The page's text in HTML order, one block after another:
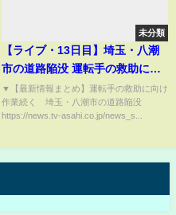
未分類
【ライブ・13日目】埼玉・八潮
市の道路陥没 運転手の救助に向
け作業続く 現地最新映像
【LIVE】(2025年2月9日) ANN/
テレ朝
▼【最新情報まとめ】運転手の救助に向け
作業続く 埼玉・八潮市の道路陥没
https://news.tv-asahi.co.jp/news_s...